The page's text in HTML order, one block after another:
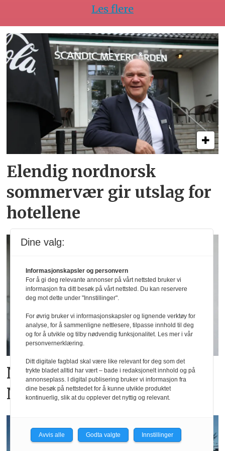
Les flere
Elendig nordnorsk
sommervær gir utslag for
hotellene
Ny hotellkjede lanseres i
Norge
Dine valg:
Informasjonskapsler og personvern
For å gi deg relevante annonser på vårt nettsted bruker vi
informasjon fra ditt besøk på vårt nettsted. Du kan reservere
deg mot dette under "Innstillinger".
For øvrig bruker vi informasjonskapsler og lignende verktøy for
analyse, for å sammenligne nettlesere, tilpasse innhold til deg
og for å utvikle og tilby nødvendig funksjonalitet. Les mer i vår
personvernerklæring.
Ditt digitale fagblad skal være like relevant for deg som det
trykte bladet alltid har vært – bade i redaksjonelt innhold og på
annonseplass. I digital publisering bruker vi informasjon fra
dine besøk på nettstedet for å kunne utvikle produktet
kontinuerlig, slik at du opplever det nyttig og relevant.
Avvis alle Godta valgte Innstillinger